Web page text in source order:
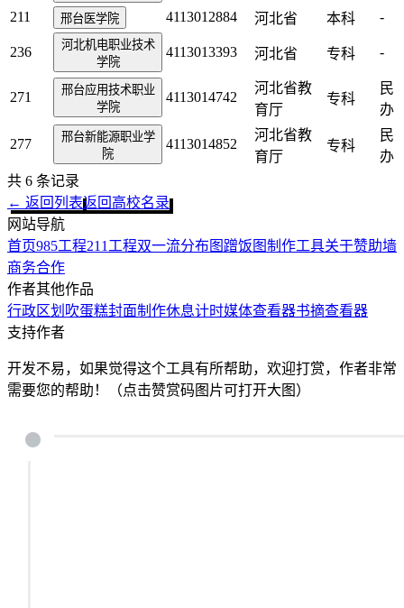
211 邢台医学院 4113012884 河北省 本科 -
236
河北机电职业技术
学院
4113013393 河北省 专科 -
271
邢台应用技术职业
学院
4113014742
河北省教
育厅
专科
民
办
277
邢台新能源职业学
院
4113014852
河北省教
育厅
专科
民
办
共 6 条记录
← 返回列表返回高校名录
网站导航
首页985工程211工程双一流分布图 蹭饭图制作工具关于赞助墙
商务合作
作者其他作品
行政区划 吹蛋糕封面制作休息计时媒体查看器书摘查看器
支持作者
开发不易，如果觉得这个工具有所帮助，欢迎打赏，作者非常
需要您的帮助！（点击赞赏码图片可打开大图）